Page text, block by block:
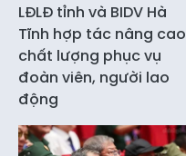
LĐLĐ tỉnh và BIDV Hà
Tĩnh hợp tác nâng cao
chất lượng phục vụ
đoàn viên, người lao
động